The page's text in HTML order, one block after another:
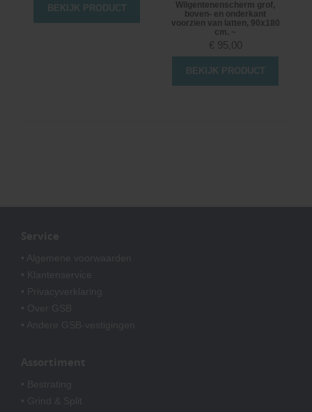
BEKIJK PRODUCT
Wilgentenenscherm grof,
boven- en onderkant
voorzien van latten, 90x180
cm. ~
€ 95,00
BEKIJK PRODUCT